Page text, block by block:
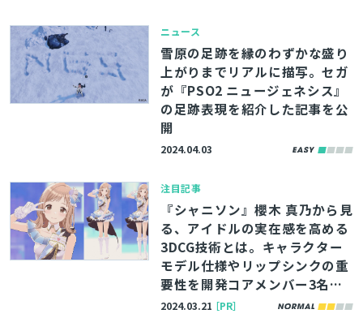
ニュース
雪原の足跡を縁のわずかな盛り
上がりまでリアルに描写。セガ
が『PSO2 ニュージェネシス』
の足跡表現を紹介した記事を公
開
2024.04.03
注目記事
『シャニソン』櫻木 真乃から見
る、アイドルの実在感を高める
3DCG技術とは。キャラクター
モデル仕様やリップシンクの重
要性を開発コアメンバー3名が
語る
2024.03.21［PR］